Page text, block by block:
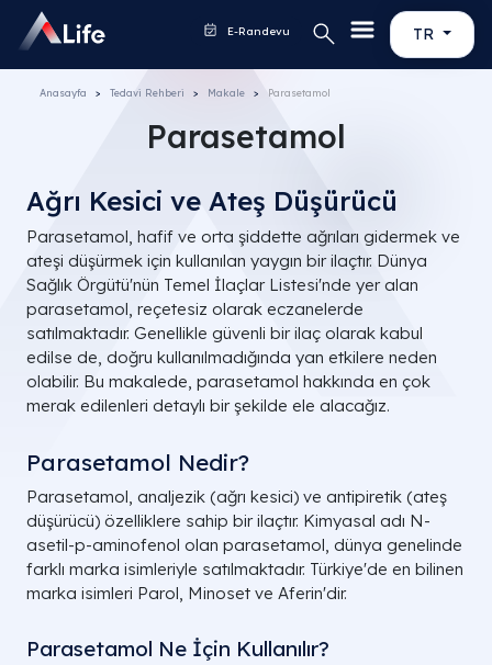
TR
E-Randevu
Anasayfa Tedavi Rehberi Makale Parasetamol
Parasetamol
Ağrı Kesici ve Ateş Düşürücü
Parasetamol, hafif ve orta şiddette ağrıları gidermek ve
ateşi düşürmek için kullanılan yaygın bir ilaçtır. Dünya
Sağlık Örgütü'nün Temel İlaçlar Listesi'nde yer alan
parasetamol, reçetesiz olarak eczanelerde
satılmaktadır. Genellikle güvenli bir ilaç olarak kabul
edilse de, doğru kullanılmadığında yan etkilere neden
olabilir. Bu makalede, parasetamol hakkında en çok
merak edilenleri detaylı bir şekilde ele alacağız.
Parasetamol Nedir?
Parasetamol, analjezik (ağrı kesici) ve antipiretik (ateş
düşürücü) özelliklere sahip bir ilaçtır. Kimyasal adı N-
asetil-p-aminofenol olan parasetamol, dünya genelinde
farklı marka isimleriyle satılmaktadır. Türkiye'de en bilinen
marka isimleri Parol, Minoset ve Aferin'dir.
Parasetamol Ne İçin Kullanılır?